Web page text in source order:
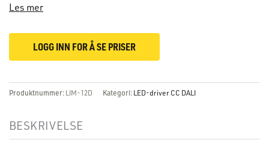
Les mer
LOGG INN FOR Å SE PRISER
Produktnummer: LIM-12D Kategori: LED-driver CC DALI
BESKRIVELSE